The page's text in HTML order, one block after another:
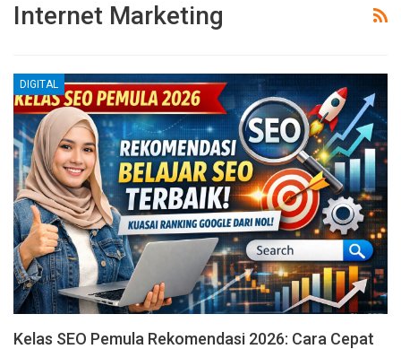
Internet Marketing
DIGITAL
Kelas SEO Pemula Rekomendasi 2026: Cara Cepat